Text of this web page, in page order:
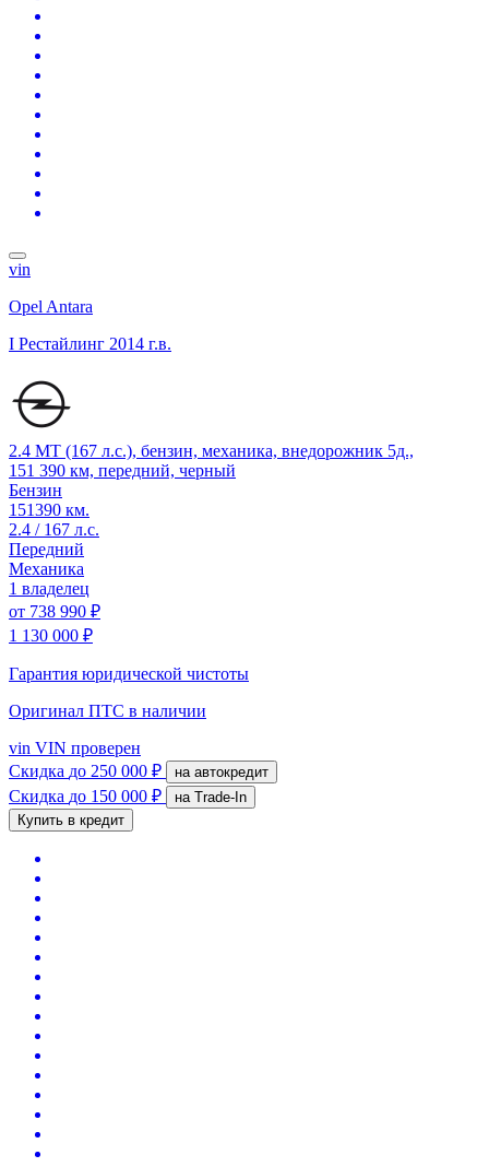
vin
Opel Antara
I Рестайлинг 2014 г.в.
2.4 MT (167 л.с.), бензин, механика, внедорожник 5д.,
151 390 км, передний, черный
Бензин
151390 км.
2.4 / 167 л.с.
Передний
Механика
1 владелец
от 738 990 ₽
1 130 000 ₽
Гарантия юридической чистоты
Оригинал ПТС в наличии
vin VIN проверен
Скидка до 250 000 ₽ на автокредит
Скидка до 150 000 ₽
на Trade-In
Купить в кредит